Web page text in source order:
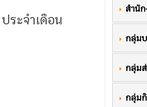
ระจำเดือน
สำนั
กลุ่ม
กลุ่ม
กลุ่ม